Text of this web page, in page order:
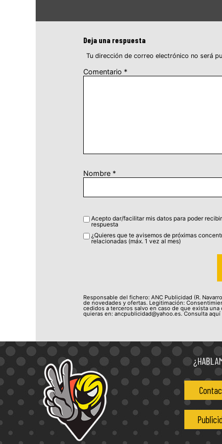
Deja una respuesta
Tu dirección de correo electrónico no será
Comentario *
Nombre *
Acepto dar/facilitar mis datos para poder recibir
respuesta
¿Quieres que te avisemos de próximas
relacionadas (máx. 1 vez al mes)
Responsable del fichero: ANC Publicidad (R.
de novedades y ofertas. Legitimación:
cedidos a terceros salvo en caso de que exista
quieras en: ancpublicidad@yahoo.es. Consulta